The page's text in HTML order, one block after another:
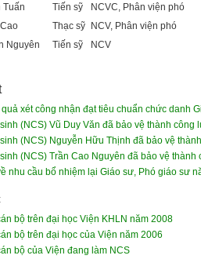
Tiến sỹ
NCVC, Phân viện phó
Thạc sỹ
NCV, Phân viện phó
Nguyên Tiến sỹ
NCV
xét công nhận đạt tiêu chuẩn chức danh
(NCS) Vũ Duy Văn đã bảo vệ thành công
(NCS) Nguyễn Hữu Thịnh đã bảo vệ
(NCS) Trần Cao Nguyên đã bảo vệ thành
nhu cầu bổ nhiệm lại Giáo sư, Phó giáo sư
bộ trên đại học Viện KHLN năm 2008
bộ trên đại học của Viện năm 2006
bộ của Viện đang làm NCS